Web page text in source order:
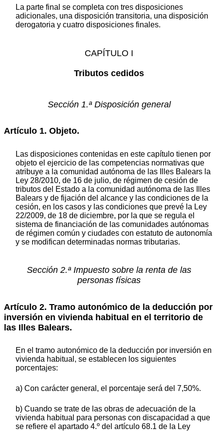
La parte final se completa con tres disposiciones
adicionales, una disposición transitoria, una disposición
derogatoria y cuatro disposiciones finales.
CAPÍTULO I
Tributos cedidos
Sección 1.ª Disposición general
Artículo 1. Objeto.
Las disposiciones contenidas en este capítulo tienen por
objeto el ejercicio de las competencias normativas que
atribuye a la comunidad autónoma de las Illes Balears la
Ley 28/2010, de 16 de julio, de régimen de cesión de
tributos del Estado a la comunidad autónoma de las Illes
Balears y de fijación del alcance y las condiciones de la
cesión, en los casos y las condiciones que prevé la Ley
22/2009, de 18 de diciembre, por la que se regula el
sistema de financiación de las comunidades autónomas
de régimen común y ciudades con estatuto de autonomía
y se modifican determinadas normas tributarias.
Sección 2.ª Impuesto sobre la renta de las
personas físicas
Artículo 2. Tramo autonómico de la deducción por
inversión en vivienda habitual en el territorio de
las Illes Balears.
En el tramo autonómico de la deducción por inversión en
vivienda habitual, se establecen los siguientes
porcentajes:
a) Con carácter general, el porcentaje será del 7,50%.
b) Cuando se trate de las obras de adecuación de la
vivienda habitual para personas con discapacidad a que
se refiere el apartado 4.º del artículo 68.1 de la Ley